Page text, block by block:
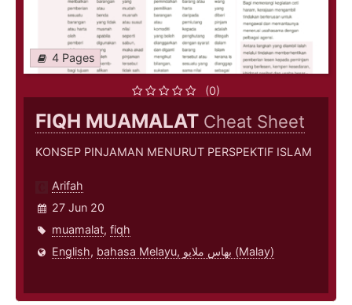
4 Pages
(0)
FIQH MUAMALAT Cheat Sheet
KONSEP PINJAMAN MENURUT PERSPEKTIF ISLAM
Arifah
27 Jun 20
muamalat, fiqh
English, bahasa Melayu, بهاس ملايو‎ (Malay)